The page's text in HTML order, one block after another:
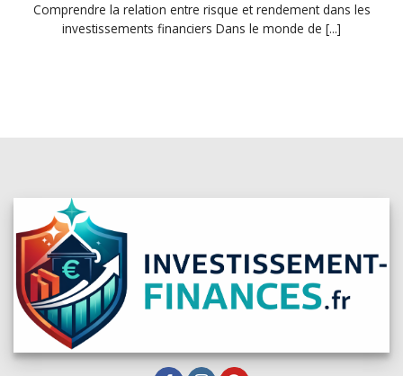
Comprendre la relation entre risque et rendement dans les
investissements financiers Dans le monde de [...]